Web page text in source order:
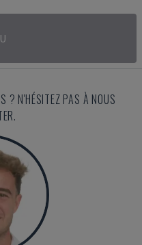
? N'HÉSITEZ PAS À NOUS